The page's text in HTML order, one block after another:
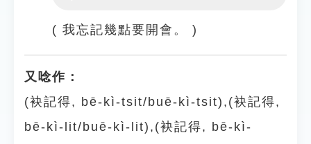
( 我忘記幾點要開會。 )
又唸作：
(袂記得, bē-kì-tsit/buē-kì-tsit),(袂記得,
bē-kì-lit/buē-kì-lit),(袂記得, bē-kì-